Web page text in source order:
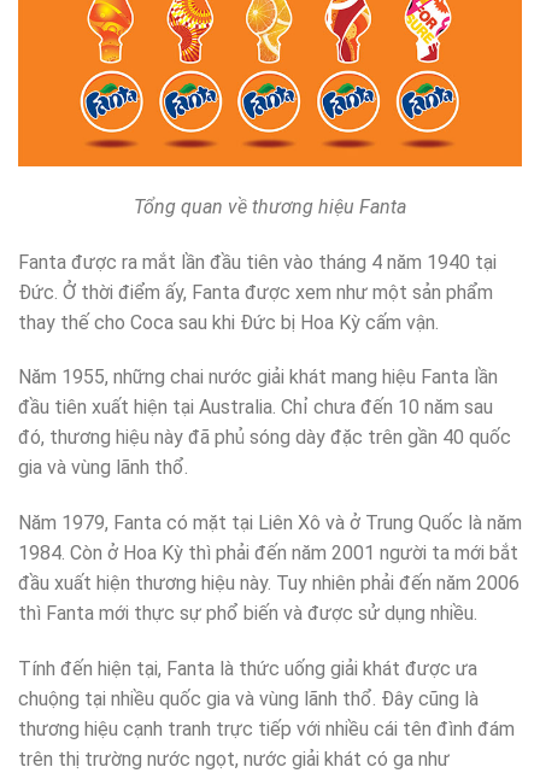
Tổng quan về thương hiệu Fanta
Fanta được ra mắt lần đầu tiên vào tháng 4 năm 1940 tại
Đức. Ở thời điểm ấy, Fanta được xem như một sản phẩm
thay thế cho Coca sau khi Đức bị Hoa Kỳ cấm vận.
Năm 1955, những chai nước giải khát mang hiệu Fanta lần
đầu tiên xuất hiện tại Australia. Chỉ chưa đến 10 năm sau
đó, thương hiệu này đã phủ sóng dày đặc trên gần 40 quốc
gia và vùng lãnh thổ.
Năm 1979, Fanta có mặt tại Liên Xô và ở Trung Quốc là năm
1984. Còn ở Hoa Kỳ thì phải đến năm 2001 người ta mới bắt
đầu xuất hiện thương hiệu này. Tuy nhiên phải đến năm 2006
thì Fanta mới thực sự phổ biến và được sử dụng nhiều.
Tính đến hiện tại, Fanta là thức uống giải khát được ưa
chuộng tại nhiều quốc gia và vùng lãnh thổ. Đây cũng là
thương hiệu cạnh tranh trực tiếp với nhiều cái tên đình đám
trên thị trường nước ngọt, nước giải khát có ga như